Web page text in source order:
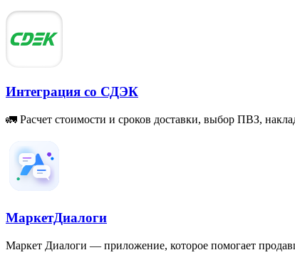
Интеграция со СДЭК
🚛 Расчет стоимости и сроков доставки, выбор ПВЗ,
МаркетДиалоги
Маркет Диалоги — приложение, которое помогает